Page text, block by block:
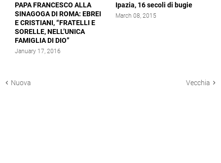
PAPA FRANCESCO ALLA
SINAGOGA DI ROMA: EBREI
E CRISTIANI, “FRATELLI E
SORELLE, NELL’UNICA
FAMIGLIA DI DIO”
January 17, 2016
Ipazia, 16 secoli di bugie
March 08, 2015
Nuova Vecchia